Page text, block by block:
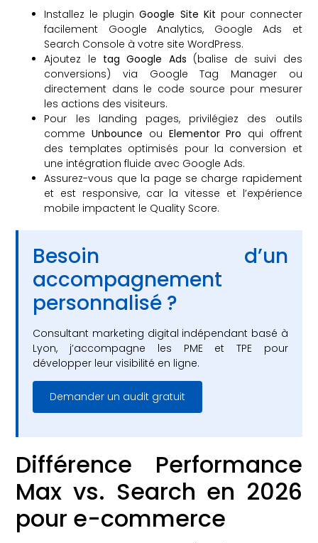
Installez le pluginGoogle Site Kit pour connecter
facilement Google Analytics, Google Ads et
Search Console à votre site WordPress.
Ajoutez le tag Google Ads (balise de suivi des
conversions) via Google Tag Manager ou
directement dans le code source pour mesurer
les actions des visiteurs.
Pour les landing pages, privilégiez des outils
commeUnbounce ou Elementor Pro qui offrent
des templates optimisés pour la conversion et
une intégration fluide avec Google Ads.
Assurez-vous que la page se charge rapidement
et est responsive, car la vitesse et l’expérience
mobile impactent le Quality Score.
Besoin d’un
accompagnement
personnalisé ?
Consultant marketing digital indépendant basé à
Lyon, j’accompagne les PME et TPE pour
développer leur visibilité en ligne.
Demander un audit gratuit
Différence Performance
Max vs. Search en 2026
pour e-commerce